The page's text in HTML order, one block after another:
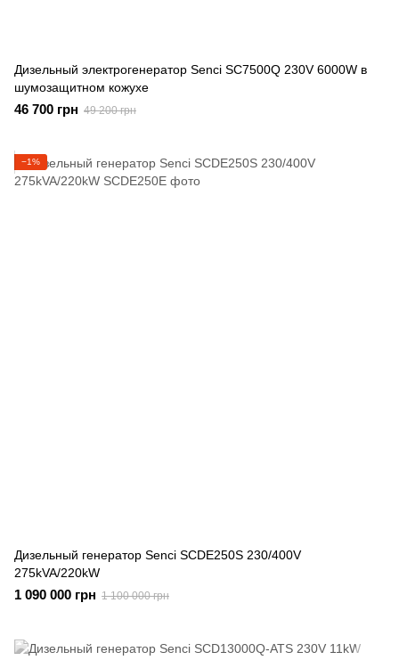
Дизельный электрогенератор Senci SC7500Q 230V 6000W в
шумозащитном кожухе
46 700 грн 49 200 грн
−1%
Дизельный генератор Senci SCDE250S 230/400V
275kVA/220kW
1 090 000 грн 1 100 000 грн